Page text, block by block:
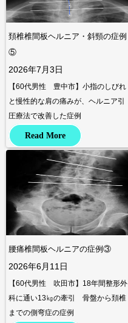
頚椎椎間板ヘルニア・斜頸の症例
⑤
2026年7月3日
【60代男性 豊中市】小指のしびれ
と慢性的な肩の痛みが、ヘルニア引
圧療法で改善した症例
Read More
腰痛椎間板ヘルニアの症例③
2026年6月11日
【60代男性 吹田市】18年間整形外
科に通い13㎏の牽引 骨盤から頚椎
までの側弯症の症例